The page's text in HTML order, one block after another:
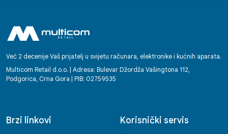
Već 2 decenije Vaš prijatelj u svijetu računara, elektronike i kućnih aparata.
Multicom Retail d.o.o. | Adresa: Bulevar Džordža Vašingtona 112,
Podgorica, Crna Gora | PIB: 02759535
Brzi linkovi Korisnički servis